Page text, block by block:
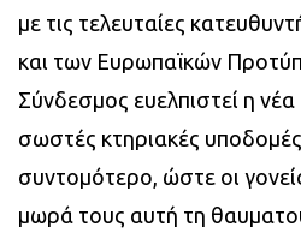
με τις τελευταίες
και των Ευρωπαϊκών
Σύνδεσμος ευελπιστεί η
σωστές κτηριακές
συντομότερο, ώστε οι
μωρά τους αυτή τη